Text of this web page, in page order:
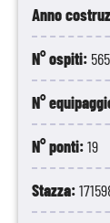
Anno
N° ospiti:
N°
N° ponti:19
Stazza: